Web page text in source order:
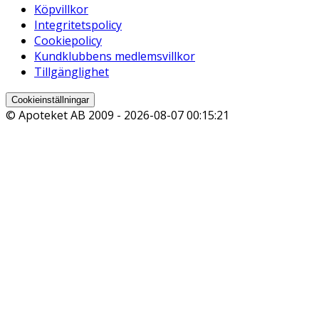
Köpvillkor
Integritetspolicy
Cookiepolicy
Kundklubbens medlemsvillkor
Tillgänglighet
Cookieinställningar
© Apoteket AB 2009 - 2026-08-07 00:15:21